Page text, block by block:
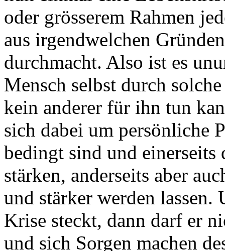
oder grösserem Rahmen
aus irgendwelchen
durchmacht. Also ist es
Mensch selbst durch
kein anderer für ihn tun
sich dabei um persönliche
bedingt sind und einerseits
stärken, anderseits aber
und stärker werden
Krise steckt, dann darf er
und sich Sorgen machen